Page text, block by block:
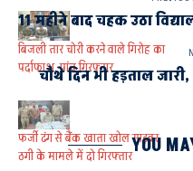
बिजली तार चोरी करने वाले गिरोह का
पर्दाफाश, पांच गिरफ्तार
फर्जी ढंग से बैंक खाता खोल साइबर
ठगी के मामले में दो गिरफ्तार
11 महीने बाद चहक उठा
चौथे दिन भी हड़ताल
YOU